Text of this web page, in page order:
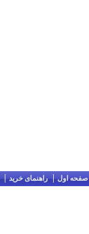
صفحه اول راهنمای خرید